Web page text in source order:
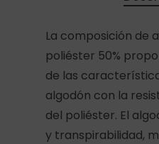
La composición de
poliéster 50%
de las
algodón con la
del poliéster. El
y transpirabilidad,